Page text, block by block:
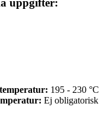
uppgifter:
195 - 230 °C
Ej obligatorisk